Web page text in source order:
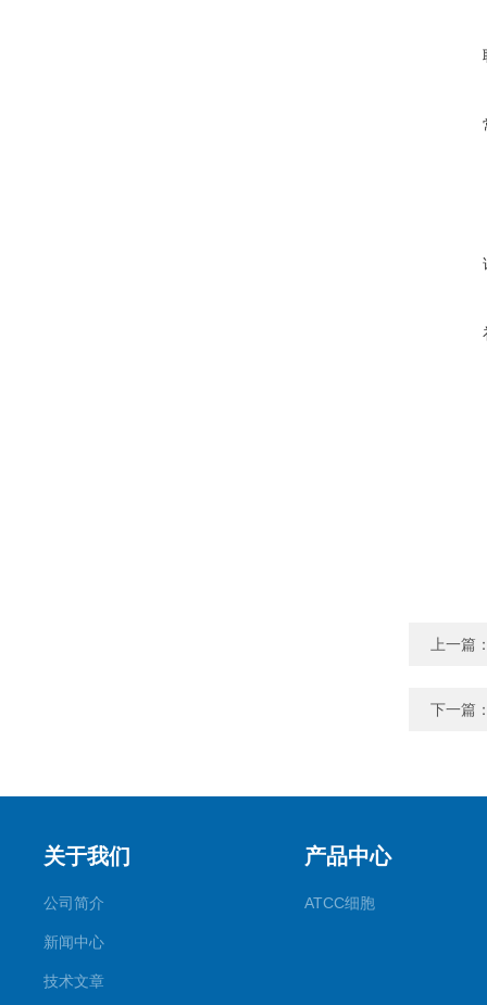
上一篇
下一篇
关于我们
公司简介
新闻中心
技术文章
产品中心
ATCC细胞